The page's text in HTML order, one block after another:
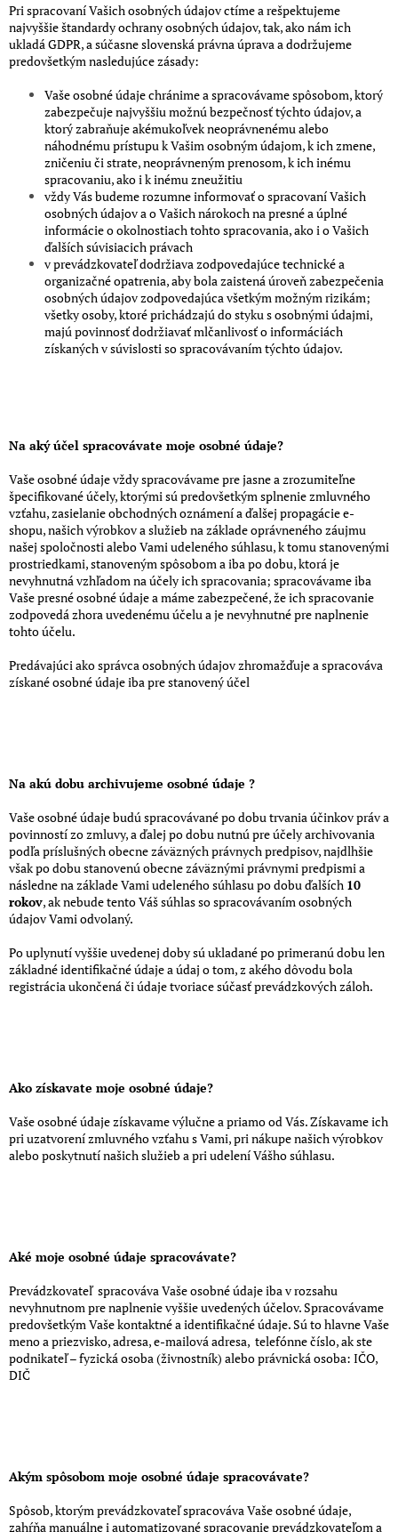
Pri spracovaní Vašich osobných údajov ctíme a rešpektujeme
najvyššie štandardy ochrany osobných údajov, tak, ako nám ich
ukladá GDPR, a súčasne slovenská právna úprava a dodržujeme
predovšetkým nasledujúce zásady:
Vaše osobné údaje chránime a spracovávame spôsobom, ktorý
zabezpečuje najvyššiu možnú bezpečnosť týchto údajov, a
ktorý zabraňuje akémukoľvek neoprávnenému alebo
náhodnému prístupu k Vašim osobným údajom, k ich zmene,
zničeniu či strate, neoprávneným prenosom, k ich inému
spracovaniu, ako i k inému zneužitiu
vždy Vás budeme rozumne informovať o spracovaní Vašich
osobných údajov a o Vašich nárokoch na presné a úplné
informácie o okolnostiach tohto spracovania, ako i o Vašich
ďalších súvisiacich právach
v prevádzkovateľ dodržiava zodpovedajúce technické a
organizačné opatrenia, aby bola zaistená úroveň zabezpečenia
osobných údajov zodpovedajúca všetkým možným rizikám;
všetky osoby, ktoré prichádzajú do styku s osobnými údajmi,
majú povinnosť dodržiavať mlčanlivosť o informáciách
získaných v súvislosti so spracovávaním týchto údajov.
Na aký účel spracovávate moje osobné údaje?
Vaše osobné údaje vždy spracovávame pre jasne a zrozumiteľne
špecifikované účely, ktorými sú predovšetkým splnenie zmluvného
vzťahu, zasielanie obchodných oznámení a ďalšej propagácie e-
shopu, našich výrobkov a služieb na základe oprávneného záujmu
našej spoločnosti alebo Vami udeleného súhlasu, k tomu stanovenými
prostriedkami, stanoveným spôsobom a iba po dobu, ktorá je
nevyhnutná vzhľadom na účely ich spracovania; spracovávame iba
Vaše presné osobné údaje a máme zabezpečené, že ich spracovanie
zodpovedá zhora uvedenému účelu a je nevyhnutné pre naplnenie
tohto účelu.
Predávajúci ako správca osobných údajov zhromažďuje a spracováva
získané osobné údaje iba pre stanovený účel
Na akú dobu archivujeme osobné údaje ?
Vaše osobné údaje budú spracovávané po dobu trvania účinkov práv a
povinností zo zmluvy, a ďalej po dobu nutnú pre účely archivovania
podľa príslušných obecne záväzných právnych predpisov, najdlhšie
však po dobu stanovenú obecne záväznými právnymi predpismi a
následne na základe Vami udeleného súhlasu po dobu ďalších 10
rokov, ak nebude tento Váš súhlas so spracovávaním osobných
údajov Vami odvolaný.
Po uplynutí vyššie uvedenej doby sú ukladané po primeranú dobu len
základné identifikačné údaje a údaj o tom, z akého dôvodu bola
registrácia ukončená či údaje tvoriace súčasť prevádzkových záloh.
Ako získavate moje osobné údaje?
Vaše osobné údaje získavame výlučne a priamo od Vás. Získavame ich
pri uzatvorení zmluvného vzťahu s Vami, pri nákupe našich výrobkov
alebo poskytnutí našich služieb a pri udelení Vášho súhlasu.
Aké moje osobné údaje spracovávate?
Prevádzkovateľ spracováva Vaše osobné údaje iba v rozsahu
nevyhnutnom pre naplnenie vyššie uvedených účelov. Spracovávame
predovšetkým Vaše kontaktné a identifikačné údaje. Sú to hlavne Vaše
meno a priezvisko, adresa, e-mailová adresa, telefónne číslo, ak ste
podnikateľ – fyzická osoba (živnostník) alebo právnická osoba: IČO,
DIČ
Akým spôsobom moje osobné údaje spracovávate?
Spôsob, ktorým prevádzkovateľ spracováva Vaše osobné údaje,
zahŕňa manuálne i automatizované spracovanie prevádzkovateľom a